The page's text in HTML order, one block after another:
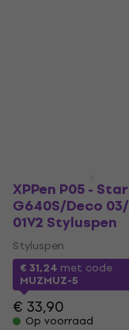
XPPen P05 - Star
G640S/Deco
01V2 Styluspen
Styluspen
€ 31,24 met code
MUZMUZ-5
€ 33,90
Op voorraad